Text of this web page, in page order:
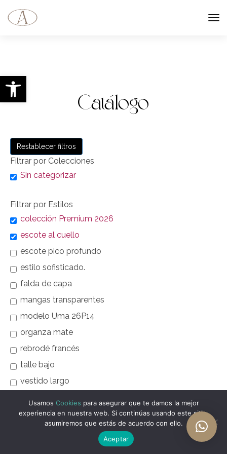
Abrir barra de herramientas
Catálogo
Restablecer filtros
Filtrar por Colecciones
Sin categorizar
Filtrar por Estilos
colección Premium 2026
escote al cuello
escote pico profundo
estilo sofisticado.
falda de capa
mangas transparentes
modelo Uma 26P14
organza mate
rebrodé francés
talle bajo
vestido largo
Usamos Cookies para asegurar que te damos la mejor
experiencia en nuestra web. Si continúas usando este sitio,
asumiremos que estás de acuerdo con ello.
Aceptar